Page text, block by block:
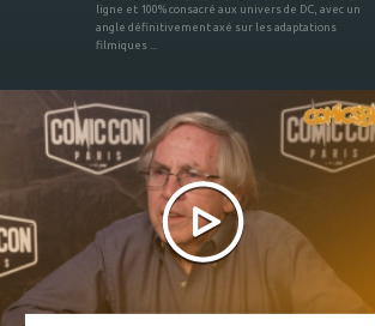
ligne et 100% consacré aux univers de DC, avec un
angle définitivement axé sur les adaptations
filmiques ...